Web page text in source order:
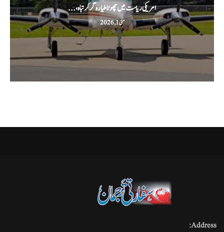
امریکی ریاست میں چھوٹا طیارہ گر کر تباہ،...
مئی 1, 2026
Address: